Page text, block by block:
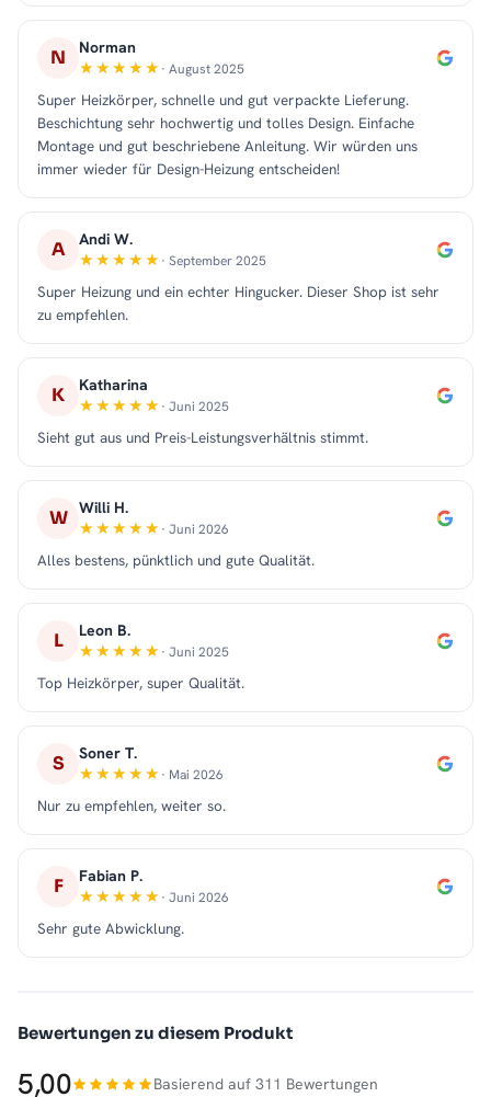
N Norman
· August 2025
Super Heizkörper, schnelle und gut verpackte Lieferung.
Beschichtung sehr hochwertig und tolles Design. Einfache
Montage und gut beschriebene Anleitung. Wir würden uns
immer wieder für Design-Heizung entscheiden!
A Andi W.
· September 2025
Super Heizung und ein echter Hingucker. Dieser Shop ist sehr
zu empfehlen.
K Katharina
· Juni 2025
Sieht gut aus und Preis-Leistungsverhältnis stimmt.
W Willi H.
· Juni 2026
Alles bestens, pünktlich und gute Qualität.
L Leon B.
· Juni 2025
Top Heizkörper, super Qualität.
S Soner T.
· Mai 2026
Nur zu empfehlen, weiter so.
F Fabian P.
· Juni 2026
Sehr gute Abwicklung.
Bewertungen zu diesem Produkt
5,00 Basierend auf 311 Bewertungen